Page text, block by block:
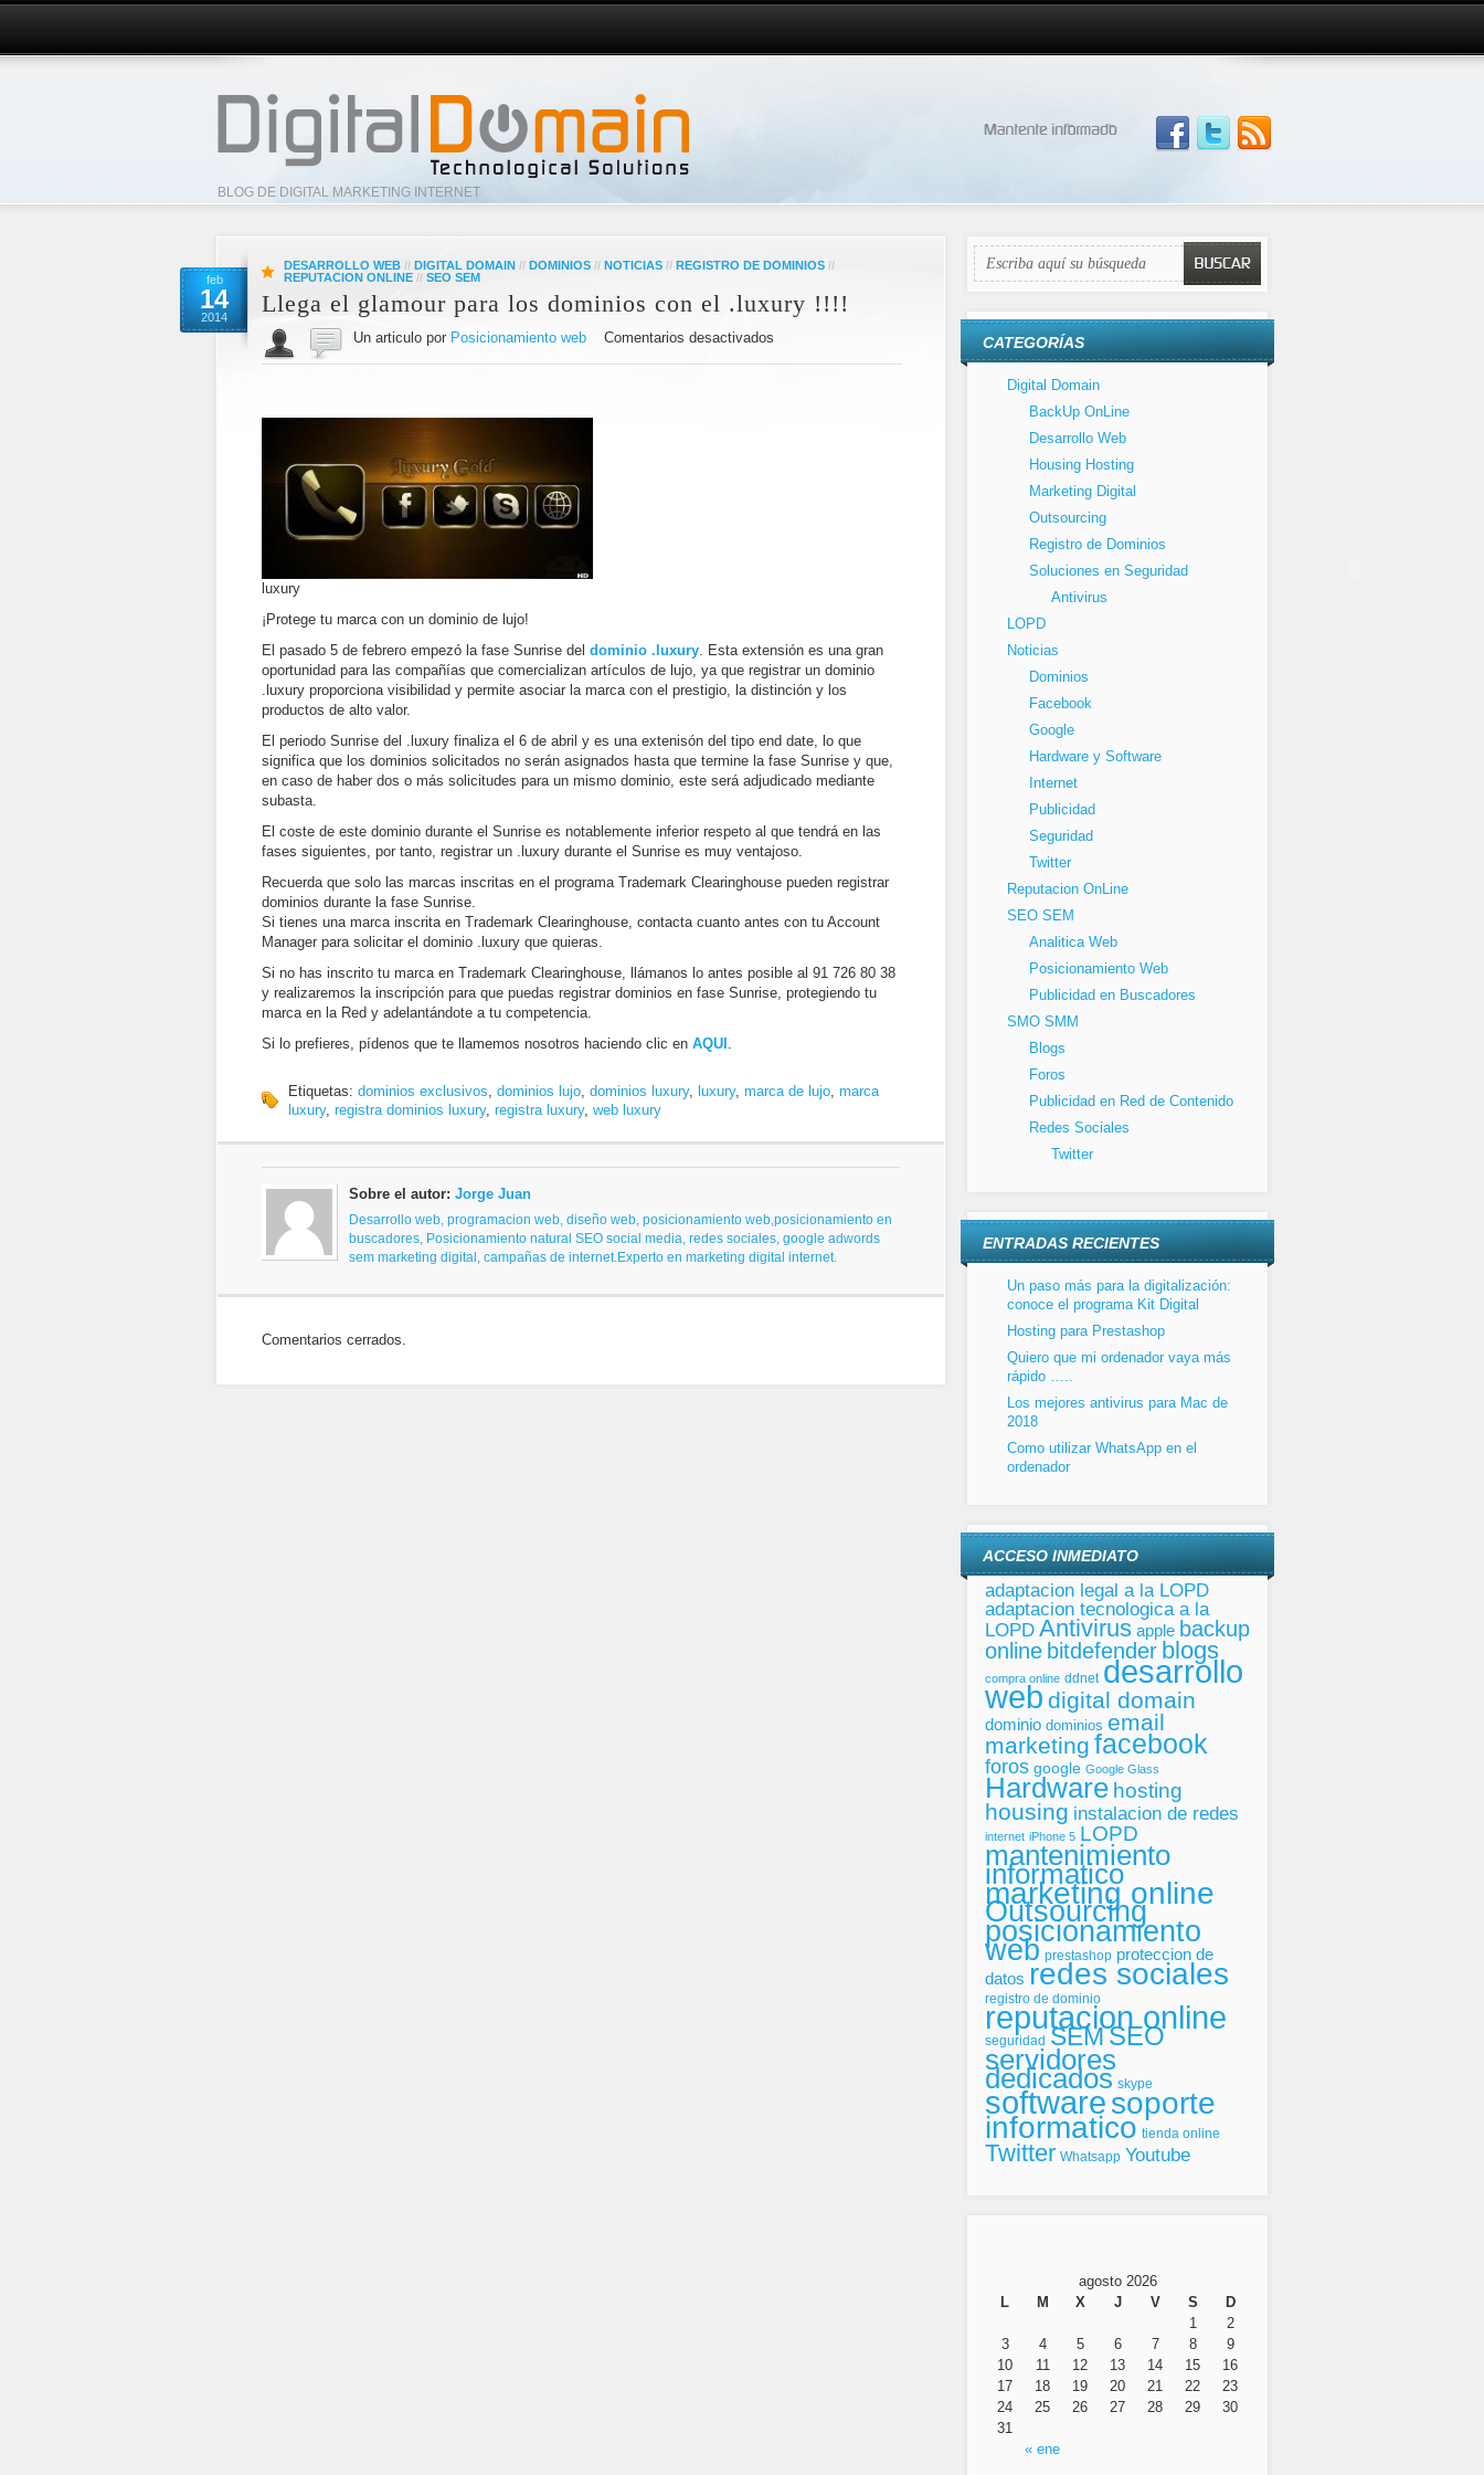
BLOG DE DIGITAL MARKETING INTERNET
feb
14
2014
DESARROLLO WEB // DIGITAL DOMAIN // DOMINIOS // NOTICIAS // REGISTRO DE DOMINIOS //
REPUTACION ONLINE // SEO SEM
Llega el glamour para los dominios con el .luxury !!!!
Un articulo por Posicionamiento web Comentarios desactivados
luxury
¡Protege tu marca con un dominio de lujo!
El pasado 5 de febrero empezó la fase Sunrise del dominio .luxury. Esta extensión es una gran
oportunidad para las compañías que comercializan artículos de lujo, ya que registrar un dominio
.luxury proporciona visibilidad y permite asociar la marca con el prestigio, la distinción y los
productos de alto valor.
El periodo Sunrise del .luxury finaliza el 6 de abril y es una extenisón del tipo end date, lo que
significa que los dominios solicitados no serán asignados hasta que termine la fase Sunrise y que,
en caso de haber dos o más solicitudes para un mismo dominio, este será adjudicado mediante
subasta.
El coste de este dominio durante el Sunrise es notablemente inferior respeto al que tendrá en las
fases siguientes, por tanto, registrar un .luxury durante el Sunrise es muy ventajoso.
Recuerda que solo las marcas inscritas en el programa Trademark Clearinghouse pueden registrar
dominios durante la fase Sunrise.
Si tienes una marca inscrita en Trademark Clearinghouse, contacta cuanto antes con tu Account
Manager para solicitar el dominio .luxury que quieras.
Si no has inscrito tu marca en Trademark Clearinghouse, llámanos lo antes posible al 91 726 80 38
y realizaremos la inscripción para que puedas registrar dominios en fase Sunrise, protegiendo tu
marca en la Red y adelantándote a tu competencia.
Si lo prefieres, pídenos que te llamemos nosotros haciendo clic en AQUI .
Etiquetas: dominios exclusivos, dominios lujo, dominios luxury, luxury, marca de lujo, marca
luxury, registra dominios luxury, registra luxury, web luxury
Sobre el autor: Jorge Juan
Desarrollo web, programacion web, diseño web, posicionamiento web,posicionamiento en
buscadores, Posicionamiento natural SEO social media, redes sociales, google adwords
sem marketing digital, campañas de internet.Experto en marketing digital internet.
Comentarios cerrados.
CATEGORÍAS
Digital Domain
BackUp OnLine
Desarrollo Web
Housing Hosting
Marketing Digital
Outsourcing
Registro de Dominios
Soluciones en Seguridad
Antivirus
LOPD
Noticias
Dominios
Facebook
Google
Hardware y Software
Internet
Publicidad
Seguridad
Twitter
Reputacion OnLine
SEO SEM
Analitica Web
Posicionamiento Web
Publicidad en Buscadores
SMO SMM
Blogs
Foros
Publicidad en Red de Contenido
Redes Sociales
Twitter
ENTRADAS RECIENTES
Un paso más para la digitalización:
conoce el programa Kit Digital
Hosting para Prestashop
Quiero que mi ordenador vaya más
rápido …..
Los mejores antivirus para Mac de
2018
Como utilizar WhatsApp en el
ordenador
ACCESO INMEDIATO
adaptacion legal a la LOPD
adaptacion tecnologica a la
LOPD Antivirus apple backup
online bitdefender blogs
compra online ddnet desarrollo
web digital domain
dominio dominios email
marketing facebook
foros google Google Glass
Hardware hosting
housing instalacion de redes
internet iPhone 5 LOPD
mantenimiento
informatico
marketing online
Outsourcing
posicionamiento
web prestashop proteccion de
datos redes sociales
registro de dominio
reputacion online
seguridad SEMSEO
servidores
dedicados skype
softwaresoporte
informatico tienda online
Twitter Whatsapp Youtube
agosto 2026
L
M X J V S D
« ene
1
2
3
4 5 6 7 8
9
10
11 12 13 14 15
16
17
18 19 20 21 22
23
24
25 26 27 28 29
30
31